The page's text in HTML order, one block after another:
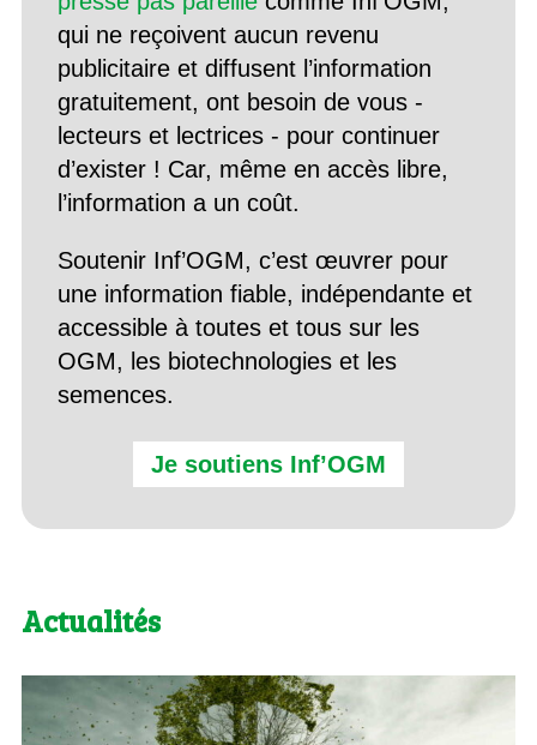
qui ne reçoivent aucun revenu
publicitaire et diffusent l’information
gratuitement, ont besoin de vous -
lecteurs et lectrices - pour continuer
d’exister ! Car, même en accès libre,
l’information a un coût.
Soutenir Inf’OGM, c’est œuvrer pour
une information fiable, indépendante et
accessible à toutes et tous sur les
OGM, les biotechnologies et les
semences.
Je soutiens Inf’OGM
Actualités